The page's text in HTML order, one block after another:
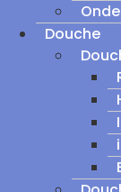
Douche